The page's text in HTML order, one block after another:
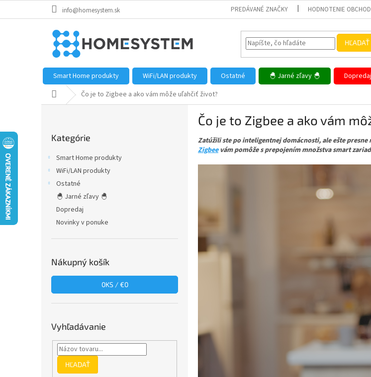
info@homesystem.sk PREDÁVANÉ ZNAČKY HODNOTENIE
HĽADAŤ
Smart Home produkty WiFi/LAN produkty Ostatné 🐣 Jarné zľavy 🐣 Dopredaj
Domov Čo je to Zigbee a ako vám môže uľahčiť život?
kategórie
Kategórie
Smart Home produkty
WiFi/LAN produkty
Ostatné
🐣 Jarné zľavy 🐣
Dopredaj
Novinky v ponuke
Nákupný košík
0KS /€0
Vyhľadávanie
HĽADAŤ
Čo je to Zigbee a ako vám
Zatúžili ste po inteligentnej domácnosti, ale ešte
Zigbeevám pomôže s prepojením množstva smart